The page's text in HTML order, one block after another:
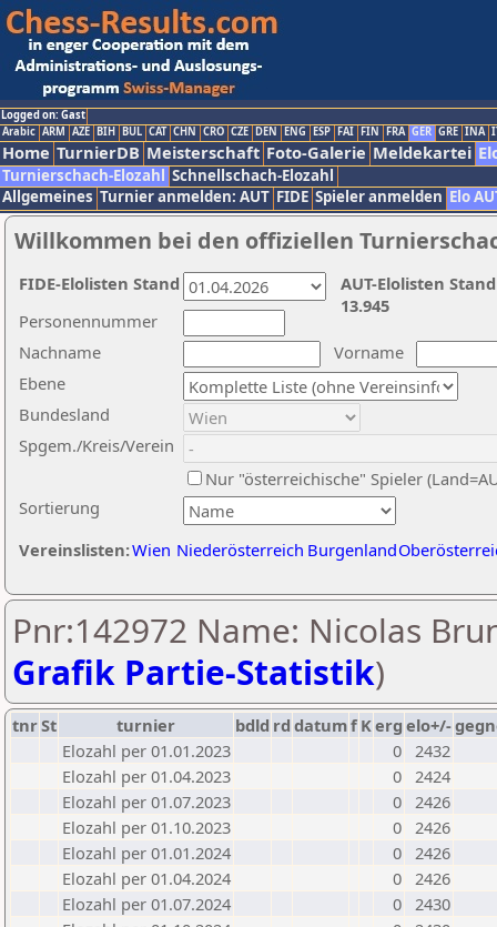
Logged on: Gast
Arabic ARM AZE BIH BUL CAT CHN CRO CZE DEN ENG ESP FAI FIN FRA GER GRE INA
Home TurnierDB Meisterschaft Foto-Galerie Meldekartei
Turnierschach-Elozahl Schnellschach-Elozahl
Allgemeines Turnier anmelden: AUT FIDE Spieler anmelden Elo
Willkommen bei den offiziellen
Nachname
Vorname
Ebene
Sortierung
Personennummer
Bundesland
Spgem./Kreis/Verein
Nur "österreichische" Spieler
Vereinslisten:Wien Niederösterreich Burgenland
AUT-Elolisten
13.945
FIDE-Elolisten Stand
Pnr:142972 Name: Nicolas
Grafik Partie-Statistik)
tnrSt turnier bdld rd datumf Kerg elo+/-
Elozahl per 01.01.2023
0 2432
Elozahl per 01.04.2023
0 2424
Elozahl per 01.07.2023
0 2426
Elozahl per 01.10.2023
0 2426
Elozahl per 01.01.2024
0 2426
Elozahl per 01.04.2024
0 2426
Elozahl per 01.07.2024
0 2430